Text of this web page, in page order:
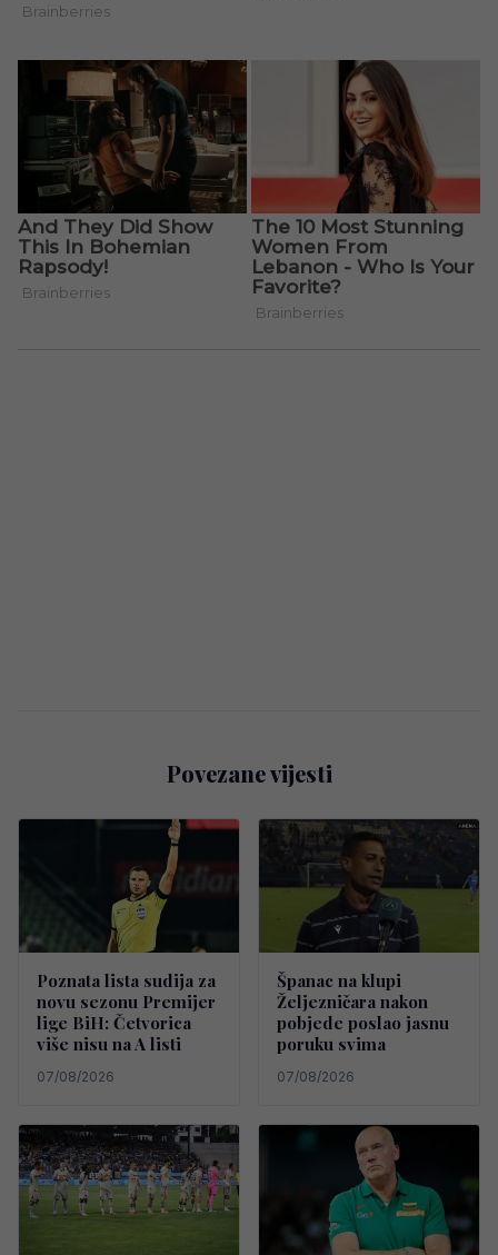
Povezane vijesti
Poznata lista sudija za
novu sezonu Premijer
lige BiH: Četvorica
više nisu na A listi
07/08/2026
Španac na klupi
Željezničara nakon
pobjede poslao jasnu
poruku svima
07/08/2026